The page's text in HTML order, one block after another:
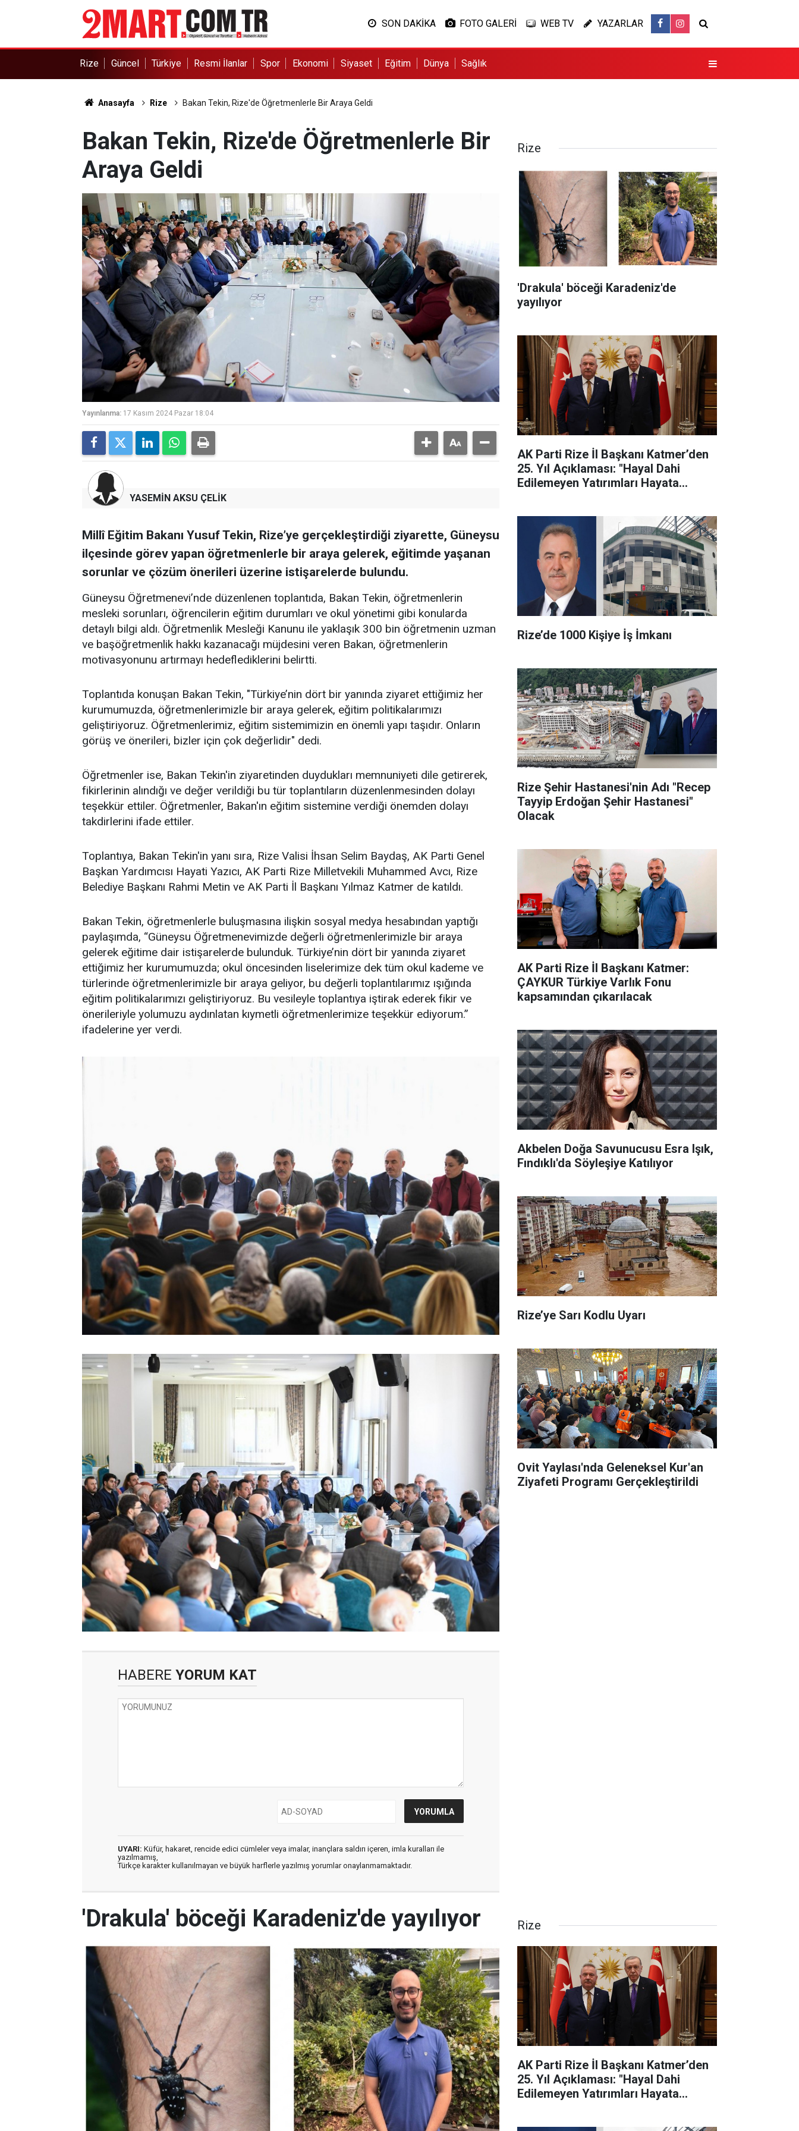
SON DAKİKA FOTO GALERİ WEB TV YAZARLAR
Rize Güncel Türkiye Resmi İlanlar Spor Ekonomi Siyaset Eğitim Dünya Sağlık
Anasayfa Rize Bakan Tekin, Rize'de Öğretmenlerle Bir Araya Geldi
Bakan Tekin, Rize'de Öğretmenlerle Bir
Araya Geldi
Yayınlanma: 17 Kasım 2024 Pazar 18:04
YASEMİN AKSU ÇELİK
Millî Eğitim Bakanı Yusuf Tekin, Rize’ye gerçekleştirdiği ziyarette, Güneysu
ilçesinde görev yapan öğretmenlerle bir araya gelerek, eğitimde yaşanan
sorunlar ve çözüm önerileri üzerine istişarelerde bulundu.
Güneysu Öğretmenevi’nde düzenlenen toplantıda, Bakan Tekin, öğretmenlerin
mesleki sorunları, öğrencilerin eğitim durumları ve okul yönetimi gibi konularda
detaylı bilgi aldı. Öğretmenlik Mesleği Kanunu ile yaklaşık 300 bin öğretmenin uzman
ve başöğretmenlik hakkı kazanacağı müjdesini veren Bakan, öğretmenlerin
motivasyonunu artırmayı hedeflediklerini belirtti.
Toplantıda konuşan Bakan Tekin, "Türkiye’nin dört bir yanında ziyaret ettiğimiz her
kurumumuzda, öğretmenlerimizle bir araya gelerek, eğitim politikalarımızı
geliştiriyoruz. Öğretmenlerimiz, eğitim sistemimizin en önemli yapı taşıdır. Onların
görüş ve önerileri, bizler için çok değerlidir" dedi.
Öğretmenler ise, Bakan Tekin'in ziyaretinden duydukları memnuniyeti dile getirerek,
fikirlerinin alındığı ve değer verildiği bu tür toplantıların düzenlenmesinden dolayı
teşekkür ettiler. Öğretmenler, Bakan'ın eğitim sistemine verdiği önemden dolayı
takdirlerini ifade ettiler.
Toplantıya, Bakan Tekin'in yanı sıra, Rize Valisi İhsan Selim Baydaş, AK Parti Genel
Başkan Yardımcısı Hayati Yazıcı, AK Parti Rize Milletvekili Muhammed Avcı, Rize
Belediye Başkanı Rahmi Metin ve AK Parti İl Başkanı Yılmaz Katmer de katıldı.
Bakan Tekin, öğretmenlerle buluşmasına ilişkin sosyal medya hesabından yaptığı
paylaşımda, “Güneysu Öğretmenevimizde değerli öğretmenlerimizle bir araya
gelerek eğitime dair istişarelerde bulunduk. Türkiye’nin dört bir yanında ziyaret
ettiğimiz her kurumumuzda; okul öncesinden liselerimize dek tüm okul kademe ve
türlerinde öğretmenlerimizle bir araya geliyor, bu değerli toplantılarımız ışığında
eğitim politikalarımızı geliştiriyoruz. Bu vesileyle toplantıya iştirak ederek fikir ve
önerileriyle yolumuzu aydınlatan kıymetli öğretmenlerimize teşekkür ediyorum.”
ifadelerine yer verdi.
HABERE YORUM KAT
UYARI: Küfür, hakaret, rencide edici cümleler veya imalar, inançlara saldırı içeren, imla kuralları ile
yazılmamış,
Türkçe karakter kullanılmayan ve büyük harflerle yazılmış yorumlar onaylanmamaktadır.
Rize
'Drakula' böceği Karadeniz'de
yayılıyor
AK Parti Rize İl Başkanı Katmer’den
25. Yıl Açıklaması: "Hayal Dahi
Edilemeyen Yatırımları Hayata
Rize’de 1000 Kişiye İş İmkanı
Rize Şehir Hastanesi'nin Adı "Recep
Tayyip Erdoğan Şehir Hastanesi"
Olacak
AK Parti Rize İl Başkanı Katmer:
ÇAYKUR Türkiye Varlık Fonu
kapsamından çıkarılacak
Akbelen Doğa Savunucusu Esra Işık,
Fındıklı'da Söyleşiye Katılıyor
Rize’ye Sarı Kodlu Uyarı
Ovit Yaylası'nda Geleneksel Kur'an
Ziyafeti Programı Gerçekleştirildi
'Drakula' böceği Karadeniz'de yayılıyor Rize
AK Parti Rize İl Başkanı Katmer’den
25. Yıl Açıklaması: "Hayal Dahi
Edilemeyen Yatırımları Hayata